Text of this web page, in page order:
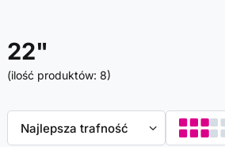
22"
(ilość produktów: 8)
Zmień sortowanie
Najlepsza trafność